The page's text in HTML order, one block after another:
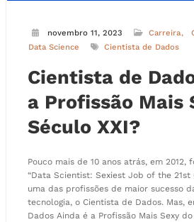
novembro 11, 2023 Carreira
Data Science
Cientista de Dados
Cientista de
a Profissão Mais
Século XXI?
Pouco mais de 10 anos atrás, em
“Data Scientist: Sexiest Job of the 21st
uma das profissões de maior sucesso
tecnologia, o Cientista de Dados. Mas,
Dados Ainda é a Profissão Mais Sexy